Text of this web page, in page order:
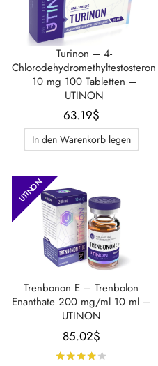
Turinon – 4-
Chlorodehydromethyltestosteron
10 mg 100 Tabletten –
UTINON
63.19$
In den Warenkorb legen
UTINON
Trenbonon E – Trenbolon
Enanthate 200 mg/ml 10 ml –
UTINON
85.02$